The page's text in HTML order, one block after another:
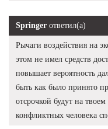
Springer ответил(а)
Рычаги воздействия на
этом не имел средств
повышает вероятность
быть как было принято
отсрочкой будут на
конфликтных человека